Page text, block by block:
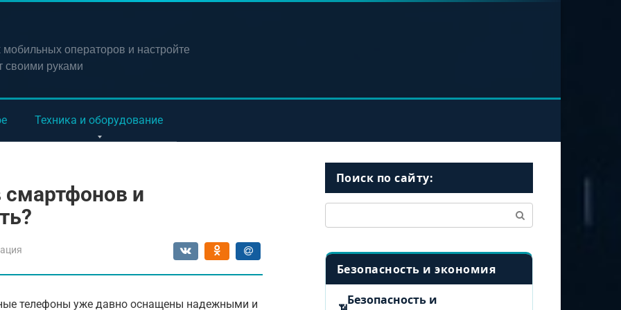
мобильных операторов и настройте
своими руками
Техника и оборудование
и
телефоны уже давно оснащены надежными и
Поиск по сайту:
Безопасность и экономия
Безопасность и